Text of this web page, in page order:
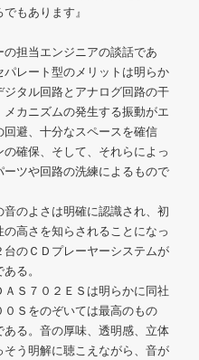
もあります』
担当エンジニアの談話であ
レート型のメリットは明らか
タル回路とアナログ回路の干
カニズムの発生する振動がエ
避、十分なスペースを確信
確保、そして、それらによっ
ツや回路の洗練によるもので
のよさは明確に認識され、初
高さを知らされることになっ
のＣＤプレーヤーシステムが
る。
Ｓ７０２ＥＳは明らかに同社
Ｓをのぞいては最高のもの
る。音の厚味、透明感、立体
う明解に聴こえながら、音が